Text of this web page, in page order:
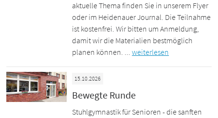
aktuelle Thema finden Sie in unserem Flyer
oder im Heidenauer Journal. Die Teilnahme
ist kostenfrei. Wir bitten um Anmeldung,
damit wir die Materialien bestmöglich
planen können. ...weiterlesen
15.10.2026
Bewegte Runde
Stuhlgymnastik für Senioren - die sanften